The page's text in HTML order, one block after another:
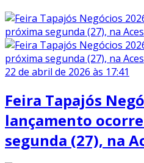
22 de abril de 2026 às 17:41
Feira Tapajós
lançamento
segunda (27), na